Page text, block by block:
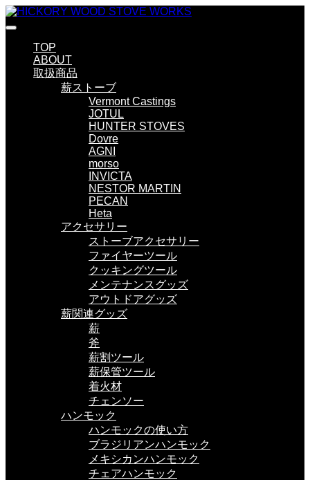
TOP
ABOUT
取扱商品
薪ストーブ
Vermont Castings
JOTUL
HUNTER STOVES
Dovre
AGNI
morso
INVICTA
NESTOR MARTIN
PECAN
Heta
アクセサリー
ストーブアクセサリー
ファイヤーツール
クッキングツール
メンテナンスグッズ
アウトドアグッズ
薪関連グッズ
薪
斧
薪割ツール
薪保管ツール
着火材
チェンソー
ハンモック
ハンモックの使い方
ブラジリアンハンモック
メキシカンハンモック
チェアハンモック